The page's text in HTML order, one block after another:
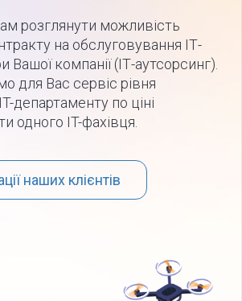
розглянути можливість
на обслуговування ІТ-
Вашої компанії (ІТ-аутсорсинг).
для Вас сервіс рівня
департаменту по ціні
одного IT-фахівця.
наших клієнтів